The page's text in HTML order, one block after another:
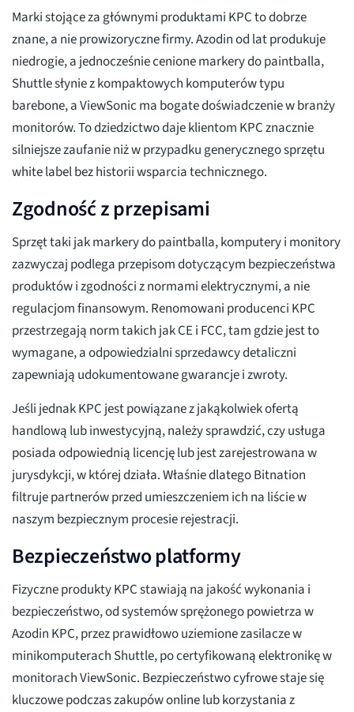
Marki stojące za głównymi produktami KPC to dobrze
znane, a nie prowizoryczne firmy. Azodin od lat produkuje
niedrogie, a jednocześnie cenione markery do paintballa,
Shuttle słynie z kompaktowych komputerów typu
barebone, a ViewSonic ma bogate doświadczenie w branży
monitorów. To dziedzictwo daje klientom KPC znacznie
silniejsze zaufanie niż w przypadku generycznego sprzętu
white label bez historii wsparcia technicznego.
Zgodność z przepisami
Sprzęt taki jak markery do paintballa, komputery i monitory
zazwyczaj podlega przepisom dotyczącym bezpieczeństwa
produktów i zgodności z normami elektrycznymi, a nie
regulacjom finansowym. Renomowani producenci KPC
przestrzegają norm takich jak CE i FCC, tam gdzie jest to
wymagane, a odpowiedzialni sprzedawcy detaliczni
zapewniają udokumentowane gwarancje i zwroty.
Jeśli jednak KPC jest powiązane z jakąkolwiek ofertą
handlową lub inwestycyjną, należy sprawdzić, czy usługa
posiada odpowiednią licencję lub jest zarejestrowana w
jurysdykcji, w której działa. Właśnie dlatego Bitnation
filtruje partnerów przed umieszczeniem ich na liście w
naszym bezpiecznym procesie rejestracji.
Bezpieczeństwo platformy
Fizyczne produkty KPC stawiają na jakość wykonania i
bezpieczeństwo, od systemów sprężonego powietrza w
Azodin KPC, przez prawidłowo uziemione zasilacze w
minikomputerach Shuttle, po certyfikowaną elektronikę w
monitorach ViewSonic. Bezpieczeństwo cyfrowe staje się
kluczowe podczas zakupów online lub korzystania z